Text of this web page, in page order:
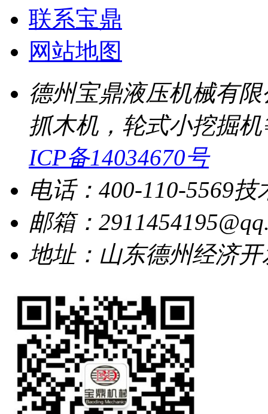
联系宝鼎
网站地图
德州宝鼎液压机械有
抓木机，轮式小挖掘
ICP备14034670号
电话：400-110-5569技
邮箱：
地址：山东德州经济